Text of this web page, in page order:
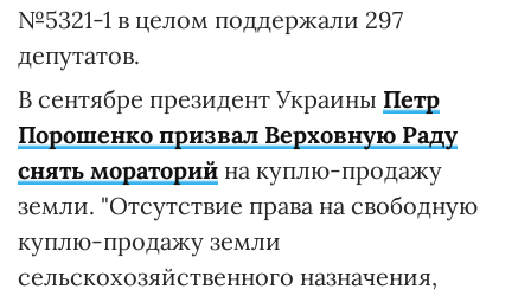
№5321-1 в целом поддержали 297
депутатов.
В сентябре президент Украины Петр
Порошенко призвал Верховную Раду
снять мораторий на куплю-продажу
земли. "Отсутствие права на свободную
куплю-продажу земли
сельскохозяйственного назначения,